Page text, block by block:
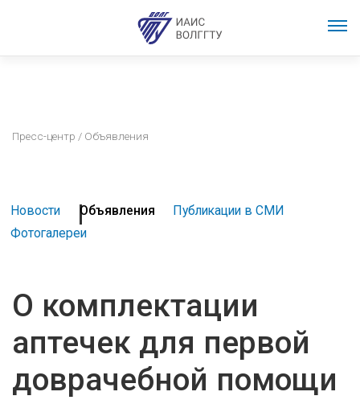
Пресс-центр / Объявления
Новости Объявления
Публикации в СМИ
Фотогалереи
О комплектации
аптечек для первой
доврачебной помощи